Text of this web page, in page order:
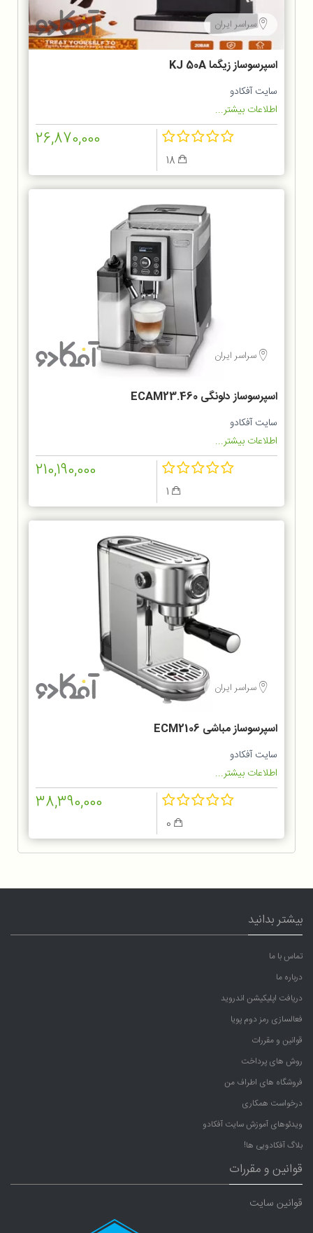
سراسر ایران
اسپرسوساز زیگما KJ 50A
سایت آفکادو
اطلاعات بیشتر...
26,870,000
سراسر ایران
اسپرسوساز دلونگی ECAM23.460
سایت آفکادو
اطلاعات بیشتر...
210,190,000
سراسر ایران
اسپرسوساز مباشی ECM2106
سایت آفکادو
اطلاعات بیشتر...
38,390,000
بیشتر بدانید
تماس با ما
درباره ما
دریافت اپلیکیشن اندروید
فعالسازی رمز دوم پویا
قوانین و مقررات
روش های پرداخت
فروشگاه های اطراف من
درخواست همکاری
ویدئوهای آموزش سایت آفکادو
بلاگ آفکادویی ها!
قوانین و مقررات
قوانین سایت